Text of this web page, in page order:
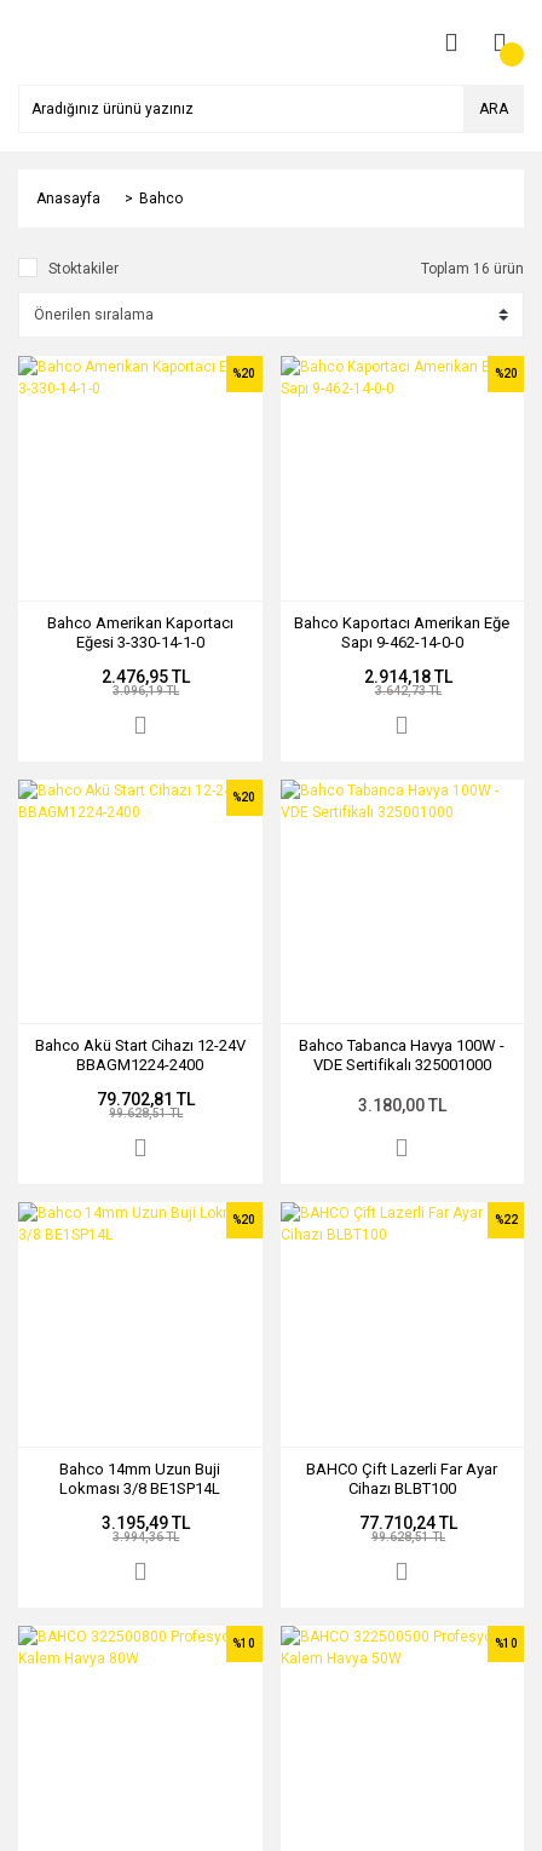
ARA
Anasayfa Bahco
Stoktakiler Toplam 16 ürün
Bahco Amerikan Kaportacı
Eğesi 3-330-14-1-0
%20
2.476,95 TL
3.096,19 TL
Bahco Kaportacı Amerikan Eğe
Sapı 9-462-14-0-0
%20
2.914,18 TL
3.642,73 TL
Bahco Akü Start Cihazı 12-24V
BBAGM1224-2400
%20
79.702,81 TL
99.628,51 TL
Bahco Tabanca Havya 100W -
VDE Sertifikalı 325001000
3.180,00 TL
Bahco 14mm Uzun Buji
Lokması 3/8 BE1SP14L
%20
3.195,49 TL
3.994,36 TL
BAHCO Çift Lazerli Far Ayar
Cihazı BLBT100
%22
77.710,24 TL
99.628,51 TL
%10 %10